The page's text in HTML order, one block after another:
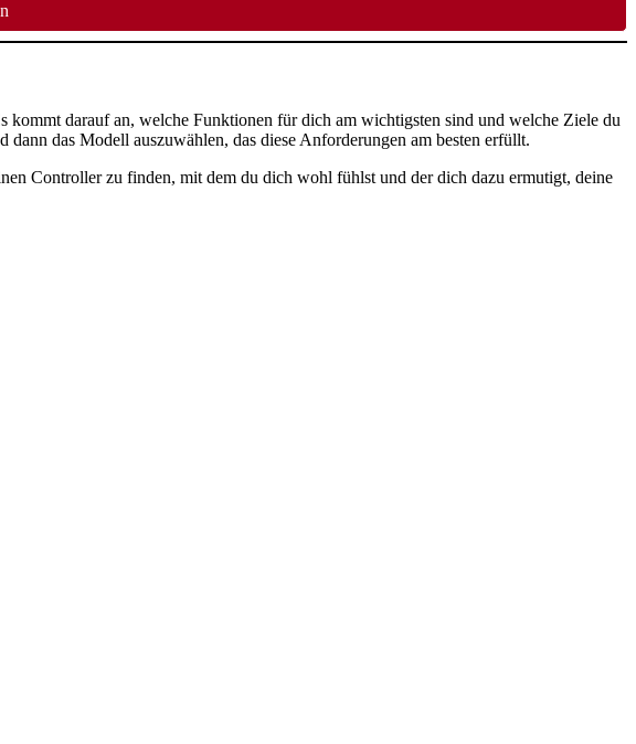
kommt darauf an, welche Funktionen für dich am wichtigsten sind und welche Ziele du
das Modell auszuwählen, das diese Anforderungen am besten erfüllt.
Controller zu finden, mit dem du dich wohl fühlst und der dich dazu ermutigt, deine